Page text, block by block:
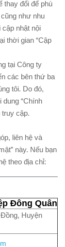
thay đổi để phù
như nhu
nhật nội
thời gian “Cập
tại Công ty
các bên thứ ba
tôi. Do đó,
dung “Chính
truy cập.
liên hệ và
này. Nếu bạn
theo địa chỉ:
Đông Quân
Huyện